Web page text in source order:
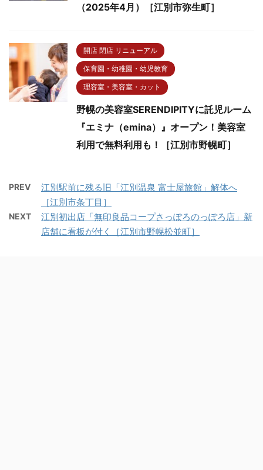
（2025年4月）［江別市弥生町］
開店 閉店 リニューアル
保育園・幼稚園・幼児教育
理容室・美容室・カット
野幌の美容室SERENDIPITYに託児ルーム
『エミナ（emina）』オープン！美容室
利用で無料利用も！［江別市野幌町］
PREV
江別駅前に残る旧「江別温泉 富士屋旅館」解体へ
［江別市条丁目］
NEXT
江別初出店「無印良品コープさっぽろのっぽろ店」新
店舗に看板が付く［江別市野幌松並町］